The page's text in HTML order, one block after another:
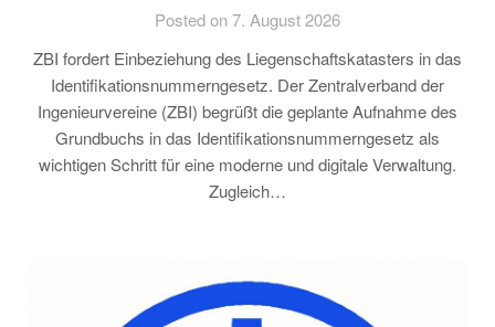
Posted on 7. August 2026
ZBI fordert Einbeziehung des Liegenschaftskatasters in das
Identifikationsnummerngesetz. Der Zentralverband der
Ingenieurvereine (ZBI) begrüßt die geplante Aufnahme des
Grundbuchs in das Identifikationsnummerngesetz als
wichtigen Schritt für eine moderne und digitale Verwaltung.
Zugleich…